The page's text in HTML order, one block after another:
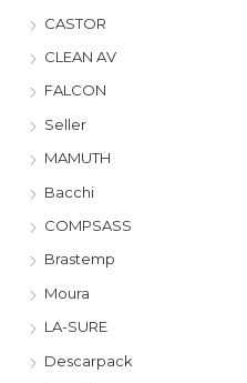
CASTOR
CLEAN AV
FALCON
Seller
MAMUTH
Bacchi
COMPSASS
Brastemp
Moura
LA-SURE
Descarpack